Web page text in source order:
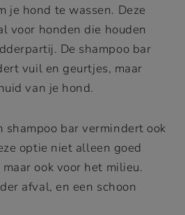
je hond te wassen. Deze
voor honden die houden
De shampoo bar
vuil en geurtjes, maar
van je hond.
shampoo bar vermindert ook
optie niet alleen goed
ook voor het milieu.
afval, en een schoon